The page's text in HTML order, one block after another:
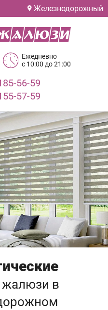
Железнодорожный
Ежедневно
с 10:00 до 21:00
56-59
57-59
жалюзи в